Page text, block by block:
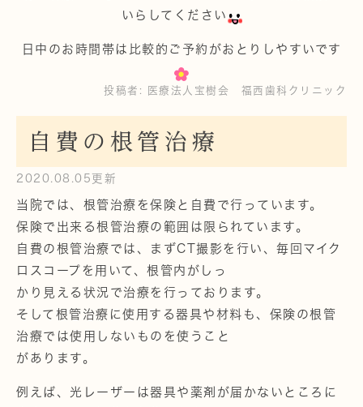
いらしてください
日中のお時間帯は比較的ご予約がおとりしやすいです
投稿者: 医療法人宝樹会 福西歯科クリニック
自費の根管治療
2020.08.05更新
当院では、根管治療を保険と自費で行っています。
保険で出来る根管治療の範囲は限られています。
自費の根管治療では、まずCT撮影を行い、毎回マイク
ロスコープを用いて、根管内がしっ
かり見える状況で治療を行っております。
そして根管治療に使用する器具や材料も、保険の根管
治療では使用しないものを使うこと
があります。
例えば、光レーザーは器具や薬剤が届かないところに